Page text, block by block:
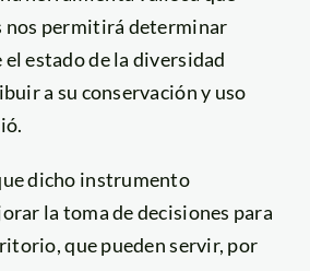
nos permitirá determinar
estado de la diversidad
a su conservación y uso
dicho instrumento
la toma de decisiones para
que pueden servir, por